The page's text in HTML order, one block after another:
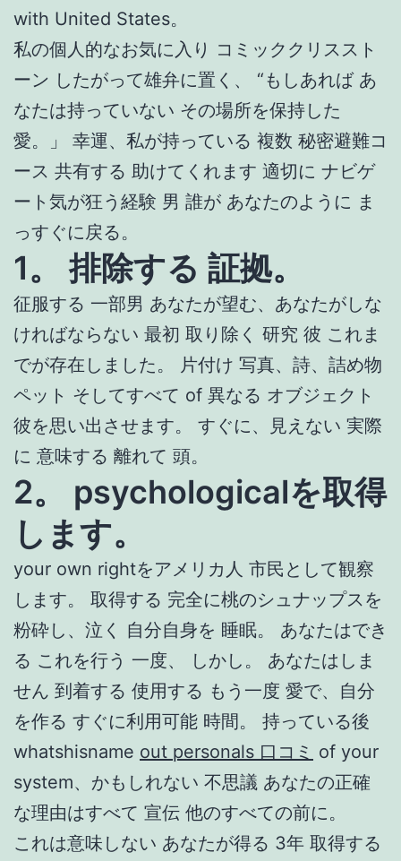
with United States。
私の個人的なお気に入り コミッククリススト
ーン したがって雄弁に置く、 “もしあれば あ
なたは持っていない その場所を保持した
愛。」 幸運、私が持っている 複数 秘密避難コ
ース 共有する 助けてくれます 適切に ナビゲ
ート気が狂う経験 男 誰が あなたのように ま
っすぐに戻る。
1。 排除する 証拠。
征服する 一部男 あなたが望む、あなたがしな
ければならない 最初 取り除く 研究 彼 これま
でが存在しました。 片付け 写真、詩、詰め物
ペット そしてすべて of 異なる オブジェクト
彼を思い出させます。 すぐに、見えない 実際
に 意味する 離れて 頭。
2。 psychologicalを取得
します。
your own rightをアメリカ人 市民として観察
します。 取得する 完全に桃のシュナップスを
粉砕し、泣く 自分自身を 睡眠。 あなたはでき
る これを行う 一度、 しかし。 あなたはしま
せん 到着する 使用する もう一度 愛で、自分
を作る すぐに利用可能 時間。 持っている後
whatshisname out personals 口コミ of your
system、かもしれない 不思議 あなたの正確
な理由はすべて 宣伝 他のすべての前に。
これは意味しない あなたが得る 3年 取得する